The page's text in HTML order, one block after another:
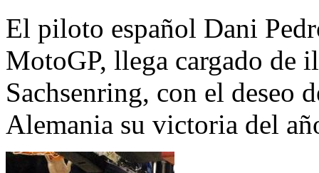
El piloto español Dani
MotoGP, llega cargado de
Sachsenring, con el deseo
Alemania su victoria del